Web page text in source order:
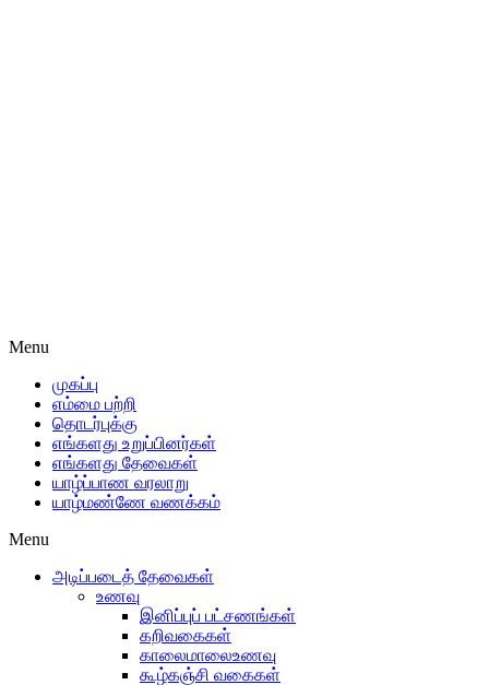
Menu
முகப்பு
எம்மை பற்றி
தொடர்புக்கு
எங்களது உறுப்பினர்கள்
எங்களது தேவைகள்
யாழ்ப்பாண வரலாறு
யாழ்மண்ணே வணக்கம்
Menu
அடிப்படைத் தேவைகள்
உணவு
இனிப்புப் பட்சணங்கள்
கறிவகைகள்
காலைமாலைஉணவு
கூழ்கஞ்சி வகைகள்